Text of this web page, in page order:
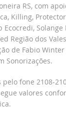
RS, com
Killing,
Ecocredi,
Região dos
de Fabio
Sonorizações.
fone 2108-
valores